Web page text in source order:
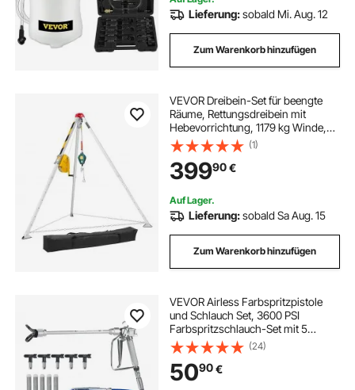
Lieferung:sobald Mi. Aug. 12
Zum Warenkorb hinzufügen
VEVOR Dreibein-Set für beengte
Räume, Rettungsdreibein mit
Hebevorrichtung, 1179 kg Winde,
Rettungssystem, 30 m Kabel,
Rettungsstativ mit
Absturzsicherung, 1,6–2,45 m
Arbeitshöhe
(1)
39990€
Auf Lager.
Lieferung:sobald Sa Aug. 15
Zum Warenkorb hinzufügen
VEVOR Airless Farbspritzpistole
und Schlauch Set, 3600 PSI
Farbspritzschlauch-Set mit 5
Spitzen, 211, 315, 417, 517, 623,
Airless-Spritzpistolen-Set mit
Filtern, Schlauch und
Verlängerungsstangen
(24)
5090€